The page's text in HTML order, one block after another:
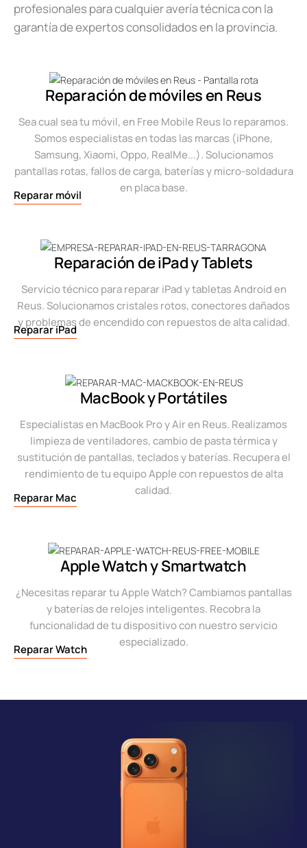
profesionales para cualquier avería técnica con la
garantía de expertos consolidados en la provincia.
Reparación de móviles en Reus
Sea cual sea tu móvil, en Free Mobile Reus lo reparamos.
Somos especialistas en todas las marcas (iPhone,
Samsung, Xiaomi, Oppo, RealMe...). Solucionamos
pantallas rotas, fallos de carga, baterías y micro-soldadura
en placa base.
Reparar móvil
Reparación de iPad y Tablets
Servicio técnico para reparar iPad y tabletas Android en
Reus. Solucionamos cristales rotos, conectores dañados
y problemas de encendido con repuestos de alta calidad.
Reparar iPad
MacBook y Portátiles
Especialistas en MacBook Pro y Air en Reus. Realizamos
limpieza de ventiladores, cambio de pasta térmica y
sustitución de pantallas, teclados y baterías. Recupera el
rendimiento de tu equipo Apple con repuestos de alta
calidad.
Reparar Mac
Apple Watch y Smartwatch
¿Necesitas reparar tu Apple Watch? Cambiamos pantallas
y baterías de relojes inteligentes. Recobra la
funcionalidad de tu dispositivo con nuestro servicio
especializado.
Reparar Watch